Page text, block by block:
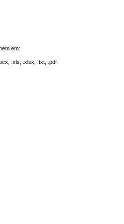
em:
.xls, .xlsx, .txt, .pdf